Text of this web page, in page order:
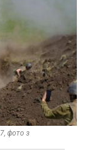
фото з